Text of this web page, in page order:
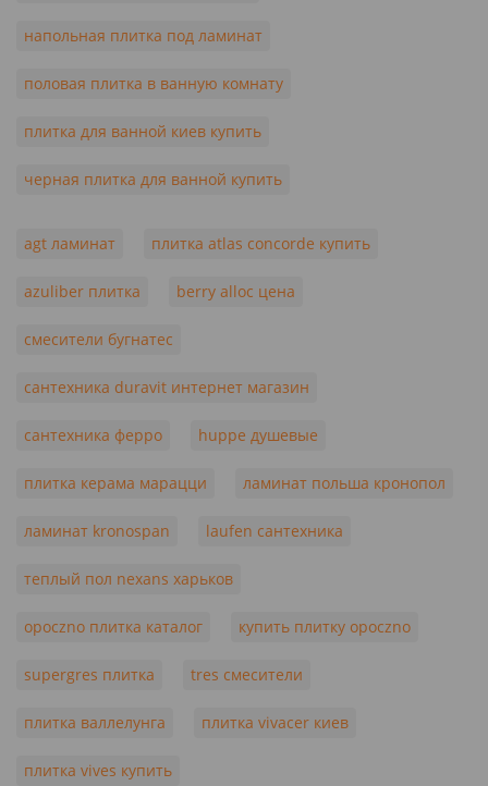
напольная плитка под ламинат
половая плитка в ванную комнату
плитка для ванной киев купить
черная плитка для ванной купить
agt ламинат плитка atlas concorde купить
azuliber плитка berry alloc цена
смесители бугнатес
сантехника duravit интернет магазин
сантехника ферро huppe душевые
плитка керама марацци ламинат польша кронопол
ламинат kronospan laufen сантехника
теплый пол nexans харьков
opoczno плитка каталог купить плитку opoczno
supergres плитка tres смесители
плитка валлелунга плитка vivacer киев
плитка vives купить